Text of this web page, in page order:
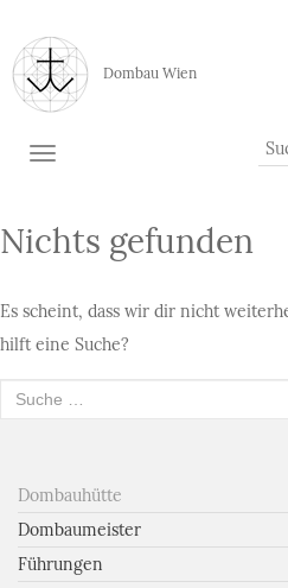
Dombau Wien
TOGGLE NAVIGATION
Nichts gefunden
Es scheint, dass wir dir nicht
hilft eine Suche?
Suche
Dombauhütte
Dombaumeister
Führungen